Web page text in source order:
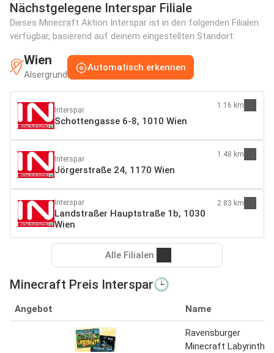
Nächstgelegene Interspar Filiale
Dieses Minecraft Aktion Interspar ist in den folgenden Filialen
verfügbar, basierend auf deinem eingestellten Standort:
Wien
Alsergrund
Automatisch erkennen
Interspar
Schottengasse 6-8, 1010 Wien
1.16 km
Interspar
Jörgerstraße 24, 1170 Wien
1.48 km
Interspar
Landstraßer Hauptstraße 1b, 1030
Wien
2.83 km
Alle Filialen
Minecraft Preis Interspar🕒
Angebot Name
Ravensburger
Minecraft Labyrinth